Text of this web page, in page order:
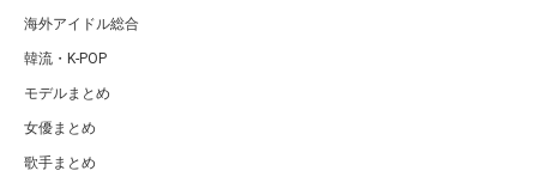
海外アイドル総合
韓流・K-POP
モデルまとめ
女優まとめ
歌手まとめ